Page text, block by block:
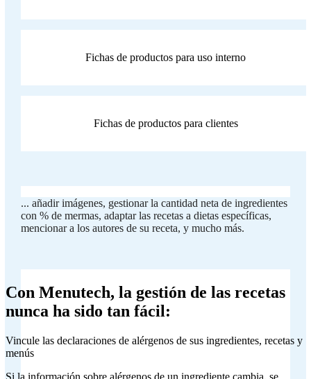
Fichas de productos para uso interno
Fichas de productos para clientes
... añadir imágenes, gestionar la cantidad neta de ingredientes
con % de mermas, adaptar las recetas a dietas específicas,
mencionar a los autores de su receta, y mucho más.
Con Menutech, la gestión de las recetas
nunca ha sido tan fácil:
Vincule las declaraciones de alérgenos de sus ingredientes, recetas y
menús